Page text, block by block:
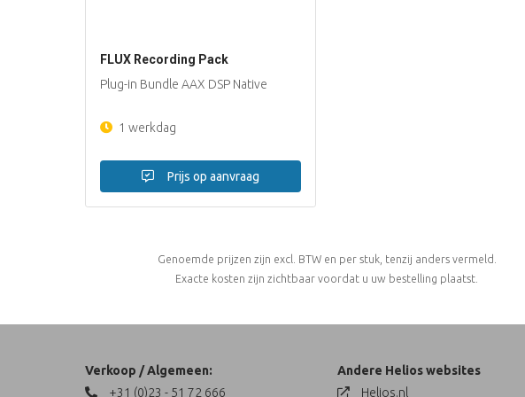
FLUX Recording Pack
Plug-in Bundle AAX DSP Native
1 werkdag
Prijs op aanvraag
Genoemde prijzen zijn excl. BTW en per stuk, tenzij anders vermeld.
Exacte kosten zijn zichtbaar voordat u uw bestelling plaatst.
Verkoop / Algemeen:
+31 (0)23 - 51 72 666
Andere Helios websites
Helios.nl